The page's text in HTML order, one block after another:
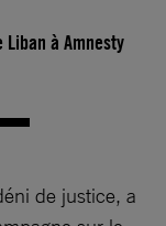
à Amnesty
de justice, a